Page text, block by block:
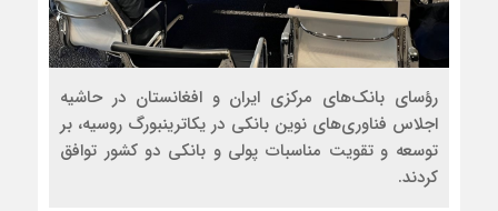
رؤسای بانک‌های مرکزی ایران و افغانستان در حاشیه
اجلاس فناوری‌های نوین بانکی در یکاترینبورگ روسیه، بر
توسعه و تقویت مناسبات پولی و بانکی دو کشور توافق
کردند.